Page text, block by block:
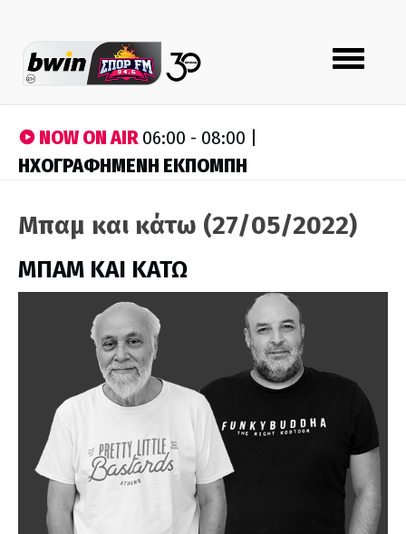
Toggle
navigation
NOW ON AIR06:00 - 08:00 |
ΗΧΟΓΡΑΦΗΜΕΝΗ ΕΚΠΟΜΠΗ
Μπαμ και κάτω (27/05/2022)
ΜΠΑΜ ΚΑΙ ΚΑΤΩ